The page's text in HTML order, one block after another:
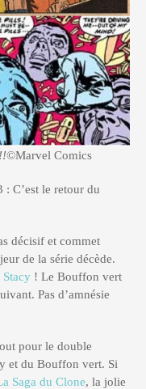
©Marvel Comics
: C’est le retour du
décisif et commet
de la série décède.
! Le Bouffon vert
Pas d’amnésie
pour le double
et du Bouffon vert. Si
Saga du Clone, la jolie